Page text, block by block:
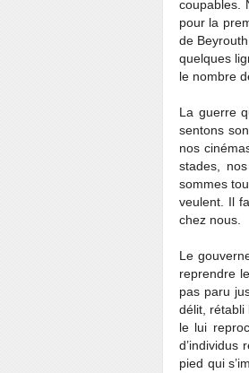
coupables.
pour la
de
quelques
le nombre
La guerre
sentons
nos
stades,
sommes
veulent. Il
chez nous.
Le
reprendre
pas paru
délit, rétabli
le lui
d’individus
pied qui